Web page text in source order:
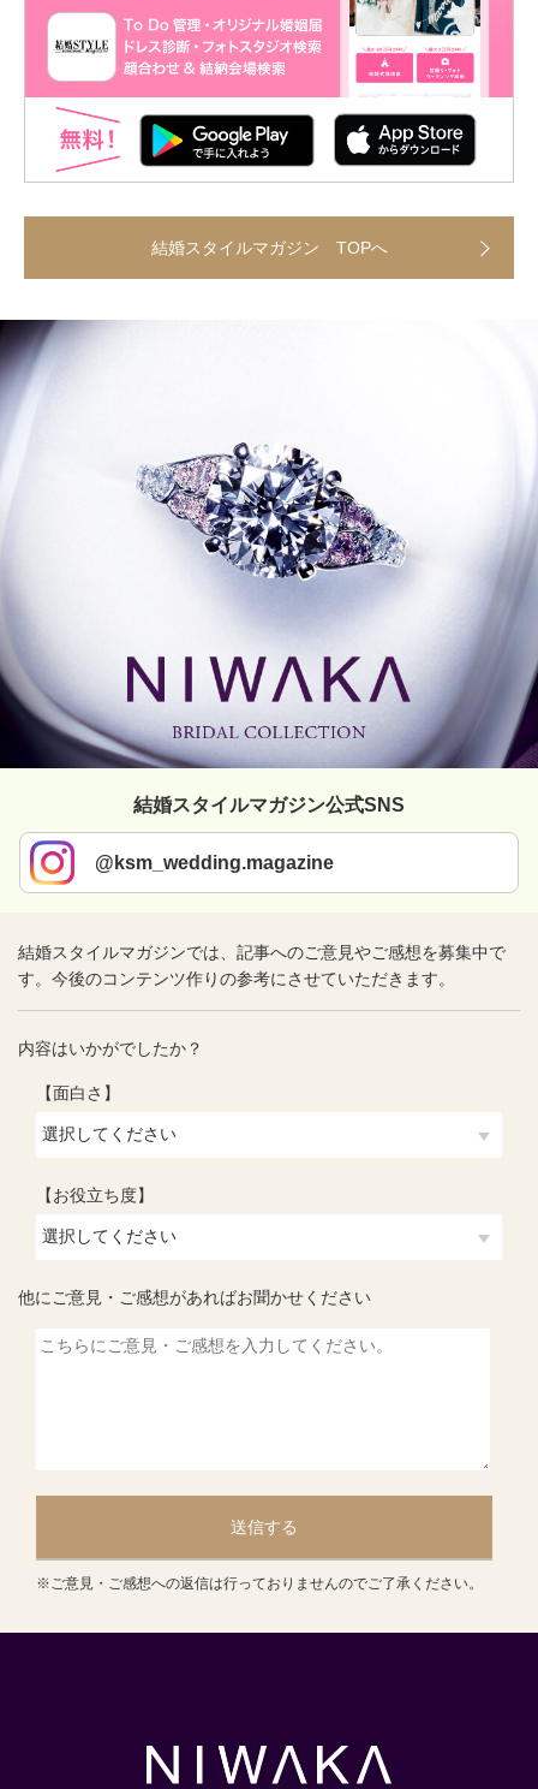
結婚スタイルマガジン TOPへ
結婚スタイルマガジン公式SNS
@ksm_wedding.magazine
結婚スタイルマガジンでは、記事へのご意見やご感想を募集中で
す。今後のコンテンツ作りの参考にさせていただきます。
内容はいかがでしたか？
【面白さ】
【お役立ち度】
他にご意見・ご感想があればお聞かせください
送信する
※ご意見・ご感想への返信は行っておりませんのでご了承ください。